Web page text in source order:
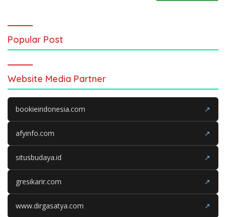
Popular Post
Website Media Partner
bookieindonesia.com ↗
afyinfo.com ↗
situsbudaya.id ↗
gresikarir.com ↗
www.dirgasatya.com ↗